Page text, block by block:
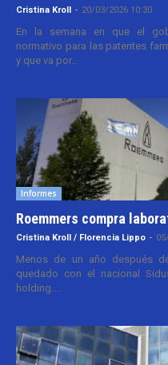
Cristina Kroll - 20/03/2026 10:30
En la semana en que el
normativo para las patentes
y que va por...
Informes
Roemmers compra
Cristina Kroll / Florencia Lippo -
Menos de un año después
quedado con el nacional
holding....